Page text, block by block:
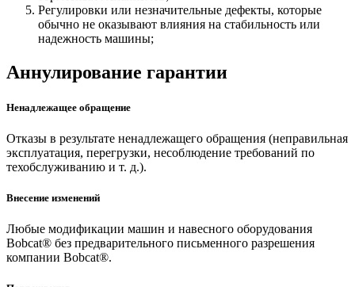
Регулировки или незначительные дефекты, которые
обычно не оказывают влияния на стабильность или
надежность машины;
Аннулирование гарантии
Ненадлежащее обращение
Отказы в результате ненадлежащего обращения (неправильная
эксплуатация, перегрузки, несоблюдение требований по
техобслуживанию и т. д.).
Внесение изменений
Любые модификации машин и навесного оборудования
Bobcat® без предварительного письменного разрешения
компании Bobcat®.